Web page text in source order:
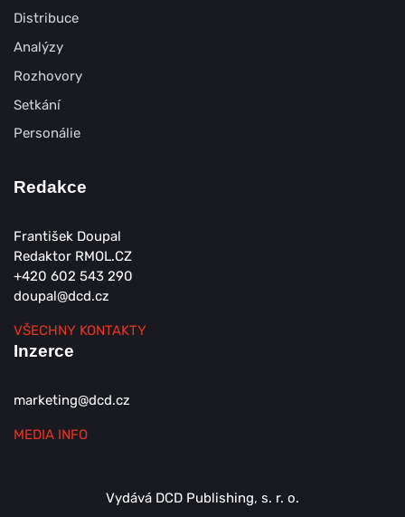
Distribuce
Analýzy
Rozhovory
Setkání
Personálie
Redakce
František Doupal
Redaktor RMOL.CZ
+420 602 543 290
doupal@dcd.cz
VŠECHNY KONTAKTY
Inzerce
marketing@dcd.cz
MEDIA INFO
Vydává DCD Publishing, s. r. o.